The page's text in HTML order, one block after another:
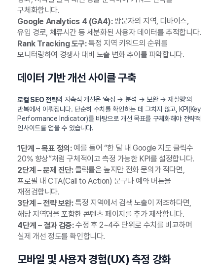
구체화합니다.
Google Analytics 4 (GA4):방문자의 지역, 디바이스,
유입 경로, 체류시간 등 세분화된 사용자 데이터를 추적합니다.
Rank Tracking 도구:특정 지역 키워드의 순위를
모니터링하여 경쟁사 대비 노출 변화 추이를 파악합니다.
데이터 기반 개선 사이클 구축
로컬 SEO 전략의 지속적 개선은 ‘측정 → 분석 → 보완 → 재실행’의
반복에서 이뤄집니다. 단순히 수치를 확인하는 데 그치지 않고, KPI(Key
Performance Indicator)를 바탕으로 개선 목표를 구체화해야 전략적
인사이트를 얻을 수 있습니다.
1단계 – 목표 정의:예를 들어 “한 달 내 Google 지도 클릭수
20% 향상”처럼 구체적이고 측정 가능한 KPI를 설정합니다.
2단계 – 문제 진단:클릭률은 높지만 전화 문의가 적다면,
프로필 내 CTA(Call to Action) 문구나 예약 버튼을
재점검합니다.
3단계 – 전략 보완:특정 지역에서 검색 노출이 저조하다면,
해당 지역명을 포함한 콘텐츠 페이지를 추가 제작합니다.
4단계 – 결과 검증:수정 후 2~4주 단위로 수치를 비교하며
실제 개선 정도를 확인합니다.
모바일 및 사용자 경험(UX) 측정 강화